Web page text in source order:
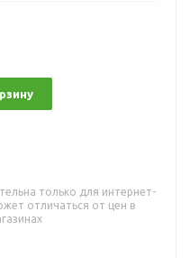
только для интернет-
отличаться от цен в